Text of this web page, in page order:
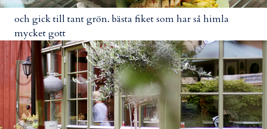
och gick till tant grön. bästa fiket som har så himla
mycket gott